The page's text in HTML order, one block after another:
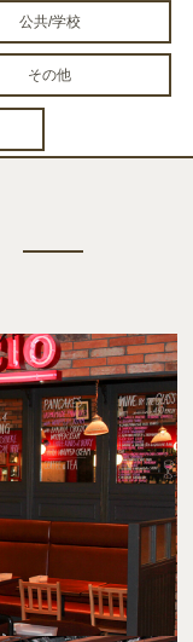
公共/学校
その他